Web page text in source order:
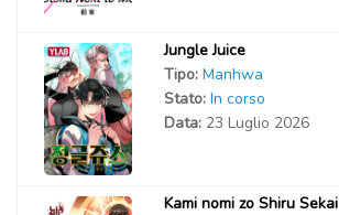
Jungle Juice
Tipo: Manhwa
Stato: In corso
Data: 23 Luglio 2026
Kami nomi zo Shiru Sekai